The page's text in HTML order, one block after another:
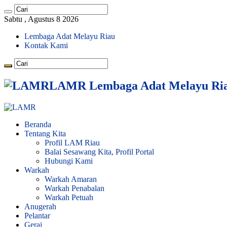
Sabtu , Agustus 8 2026
Lembaga Adat Melayu Riau
Kontak Kami
LAMR Lembaga Adat Melayu
Beranda
Tentang Kita
Profil LAM Riau
Balai Sesawang Kita, Profil Portal
Hubungi Kami
Warkah
Warkah Amaran
Warkah Penabalan
Warkah Petuah
Anugerah
Pelantar
Gerai